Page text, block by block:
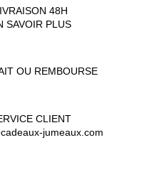
48H
SAVOIR PLUS
OU REMBOURSE
CLIENT
jumeaux.com